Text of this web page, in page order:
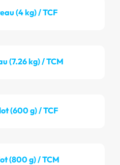
(4 kg) / TCF
(7.26 kg) / TCM
(600 g) / TCF
(800 g) / TCM